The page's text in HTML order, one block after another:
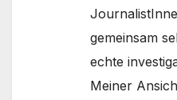
gemeinsam
echte
Meiner